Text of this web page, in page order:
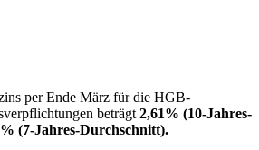
per Ende März für die HGB-
beträgt 2,61% (10-Jahres-
(7-Jahres-Durchschnitt).